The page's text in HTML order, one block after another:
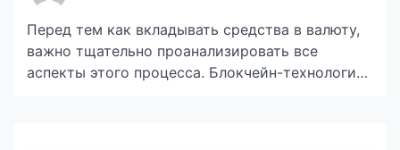
Перед тем как вкладывать средства в валюту,
важно тщательно проанализировать все
аспекты этого процесса. Блокчейн-технологии